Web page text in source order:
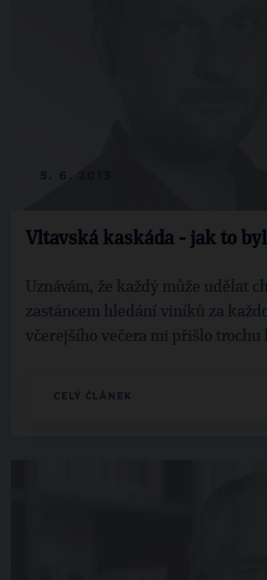
Vltavská kaskáda - jak to
Uznávám, že každý může udělat
zastáncem hledání viníků za
včerejšího večera mi přišlo trochu
CELÝ ČLÁNEK